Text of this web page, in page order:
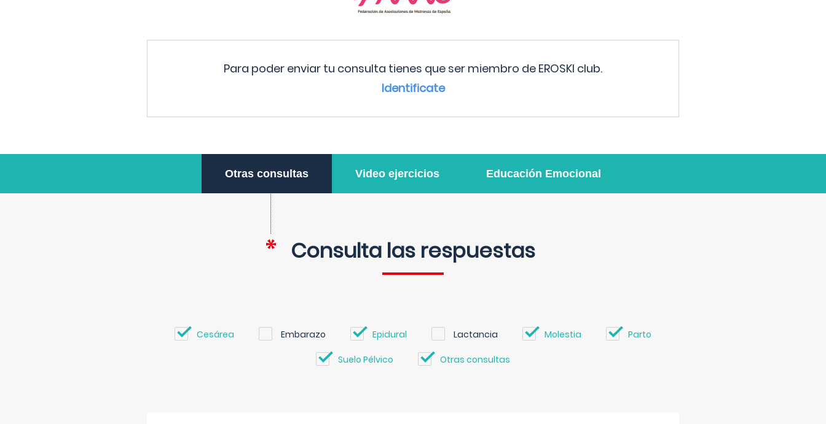
Para poder enviar tu consulta tienes que ser miembro de EROSKI club.
Identificate
Otras consultas Video ejercicios Educación Emocional
Consulta las respuestas
Cesárea Embarazo Epidural Lactancia Molestia Parto
Suelo Pélvico Otras consultas